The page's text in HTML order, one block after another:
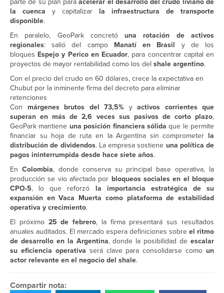
la cuenca y capitalizar la infraestructura de transporte
disponible.
En paralelo, GeoPark concretó una rotación de activos
regionales: salió del campo Manatí en Brasil y de los
bloques Espejo y Perico en Ecuador, para concentrar capital en
proyectos de mayor rentabilidad como los del shale argentino.
Con el precio del crudo en 60 dólares, crece la expectativa en
Chubut por la inminente firma del decreto para eliminar
retenciones
Con márgenes brutos del 73,5% y activos corrientes que
superan en más de 2,6 veces sus pasivos de corto plazo,
GeoPark mantiene una posición financiera sólida que le permite
financiar su hoja de ruta en la Argentina sin comprometer la
distribución de dividendos. La empresa sostiene una política de
pagos ininterrumpida desde hace siete años.
En Colombia, donde conserva su principal base operativa, la
producción se vio afectada por bloqueos sociales en el bloque
CPO-5, lo que reforzó la importancia estratégica de su
expansión en Vaca Muerta como plataforma de estabilidad
operativa y crecimiento.
El próximo 25 de febrero, la firma presentará sus resultados
anuales auditados. El mercado espera definiciones sobreel ritmo
de desarrollo en la Argentina, donde la posibilidad deescalar
su eficiencia operativa será clave para consolidarse como un
actor relevante en el negocio del shale.
Compartir nota: